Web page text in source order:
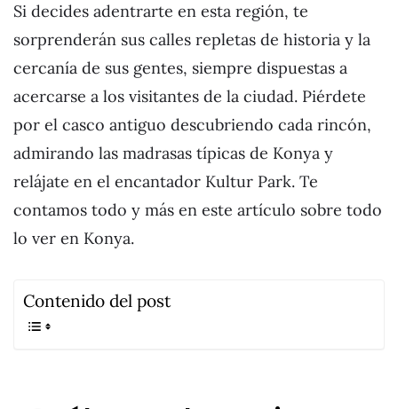
Si decides adentrarte en esta región, te
sorprenderán sus calles repletas de historia y la
cercanía de sus gentes, siempre dispuestas a
acercarse a los visitantes de la ciudad. Piérdete
por el casco antiguo descubriendo cada rincón,
admirando las madrasas típicas de Konya y
relájate en el encantador Kultur Park. Te
contamos todo y más en este artículo sobre todo
lo ver en Konya.
Contenido del post